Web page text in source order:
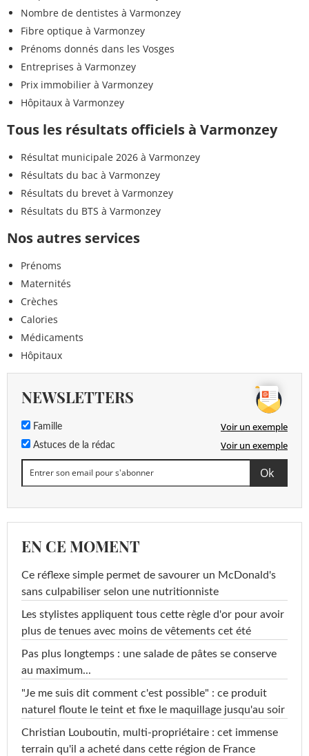
Nombre de dentistes à Varmonzey
Fibre optique à Varmonzey
Prénoms donnés dans les Vosges
Entreprises à Varmonzey
Prix immobilier à Varmonzey
Hôpitaux à Varmonzey
Tous les résultats officiels à Varmonzey
Résultat municipale 2026 à Varmonzey
Résultats du bac à Varmonzey
Résultats du brevet à Varmonzey
Résultats du BTS à Varmonzey
Nos autres services
Prénoms
Maternités
Crèches
Calories
Médicaments
Hôpitaux
NEWSLETTERS
Famille Voir un exemple
Astuces de la rédac Voir un exemple
EN CE MOMENT
Ce réflexe simple permet de savourer un McDonald's
sans culpabiliser selon une nutritionniste
Les stylistes appliquent tous cette règle d'or pour avoir
plus de tenues avec moins de vêtements cet été
Pas plus longtemps : une salade de pâtes se conserve
au maximum...
"Je me suis dit comment c'est possible" : ce produit
naturel floute le teint et fixe le maquillage jusqu'au soir
Christian Louboutin, multi-propriétaire : cet immense
terrain qu'il a acheté dans cette région de France